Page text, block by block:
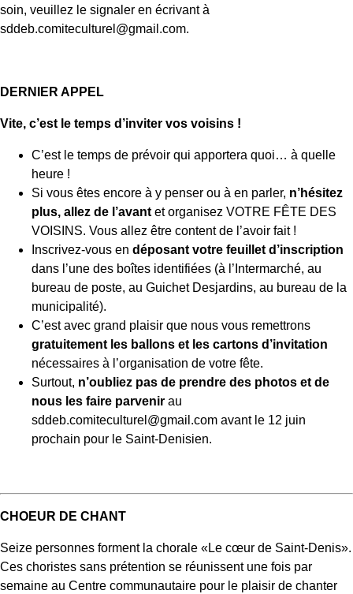
soin, veuillez le signaler en écrivant à
sddeb.comiteculturel@gmail.com.
DERNIER APPEL
Vite, c’est le temps d’inviter vos voisins !
C’est le temps de prévoir qui apportera quoi… à quelle
heure !
Si vous êtes encore à y penser ou à en parler, n’hésitez
plus, allez de l’avant et organisez VOTRE FÊTE DES
VOISINS. Vous allez être content de l’avoir fait !
Inscrivez-vous en déposant votre feuillet d’inscription
dans l’une des boîtes identifiées (à l’Intermarché, au
bureau de poste, au Guichet Desjardins, au bureau de la
municipalité).
C’est avec grand plaisir que nous vous remettrons
gratuitement les ballons et les cartons d’invitation
nécessaires à l’organisation de votre fête.
Surtout, n’oubliez pas de prendre des photos et de
nous les faire parvenir au
sddeb.comiteculturel@gmail.com avant le 12 juin
prochain pour le Saint-Denisien.
CHOEUR DE CHANT
Seize personnes forment la chorale «Le cœur de Saint-Denis».
Ces choristes sans prétention se réunissent une fois par
semaine au Centre communautaire pour le plaisir de chanter